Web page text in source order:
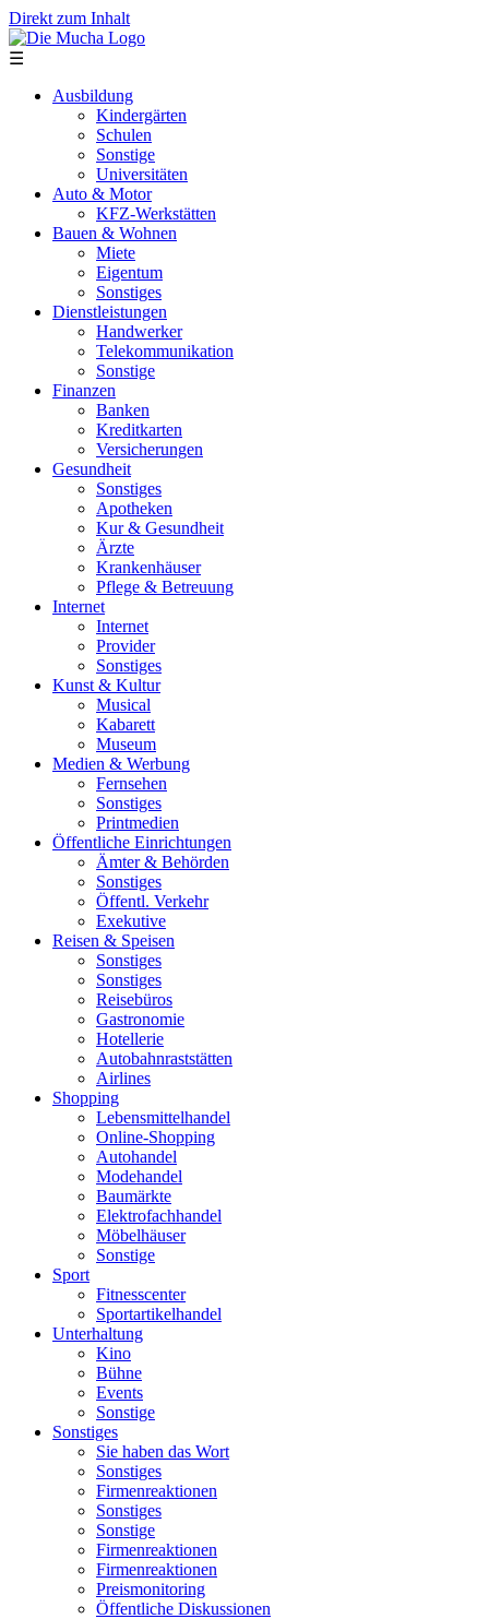
Direkt zum Inhalt
☰
Ausbildung
Kindergärten
Schulen
Sonstige
Universitäten
Auto & Motor
KFZ-Werkstätten
Bauen & Wohnen
Miete
Eigentum
Sonstiges
Dienstleistungen
Handwerker
Telekommunikation
Sonstige
Finanzen
Banken
Kreditkarten
Versicherungen
Gesundheit
Sonstiges
Apotheken
Kur & Gesundheit
Ärzte
Krankenhäuser
Pflege & Betreuung
Internet
Internet
Provider
Sonstiges
Kunst & Kultur
Musical
Kabarett
Museum
Medien & Werbung
Fernsehen
Sonstiges
Printmedien
Öffentliche Einrichtungen
Ämter & Behörden
Sonstiges
Öffentl. Verkehr
Exekutive
Reisen & Speisen
Sonstiges
Sonstiges
Reisebüros
Gastronomie
Hotellerie
Autobahnraststätten
Airlines
Shopping
Lebensmittelhandel
Online-Shopping
Autohandel
Modehandel
Baumärkte
Elektrofachhandel
Möbelhäuser
Sonstige
Sport
Fitnesscenter
Sportartikelhandel
Unterhaltung
Kino
Bühne
Events
Sonstige
Sonstiges
Sie haben das Wort
Sonstiges
Firmenreaktionen
Sonstiges
Sonstige
Firmenreaktionen
Firmenreaktionen
Preismonitoring
Öffentliche Diskussionen